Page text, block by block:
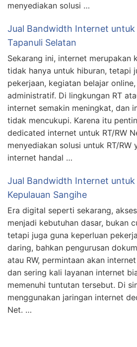
menyediakan solusi …
Jual Bandwidth Internet untuk
Tapanuli Selatan
Sekarang ini, internet merupakan
tidak hanya untuk hiburan, tetapi
pekerjaan, kegiatan belajar
administratif. Di lingkungan RT
internet semakin meningkat, dan
tidak mencukupi. Karena itu
dedicated internet untuk RT/RW
menyediakan solusi untuk RT/RW
internet handal …
Jual Bandwidth Internet untuk
Kepulauan Sangihe
Era digital seperti sekarang,
menjadi kebutuhan dasar, bukan
tetapi juga guna keperluan
daring, bahkan pengurusan
atau RW, permintaan akan
dan sering kali layanan internet
memenuhi tuntutan tersebut. Di
menggunakan jaringan internet
Net. …